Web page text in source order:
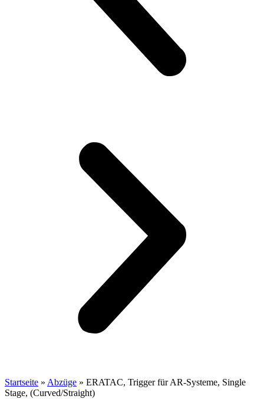
Startseite » Abzüge » ERATAC, Trigger für AR-Systeme, Single
Stage, (Curved/Straight)